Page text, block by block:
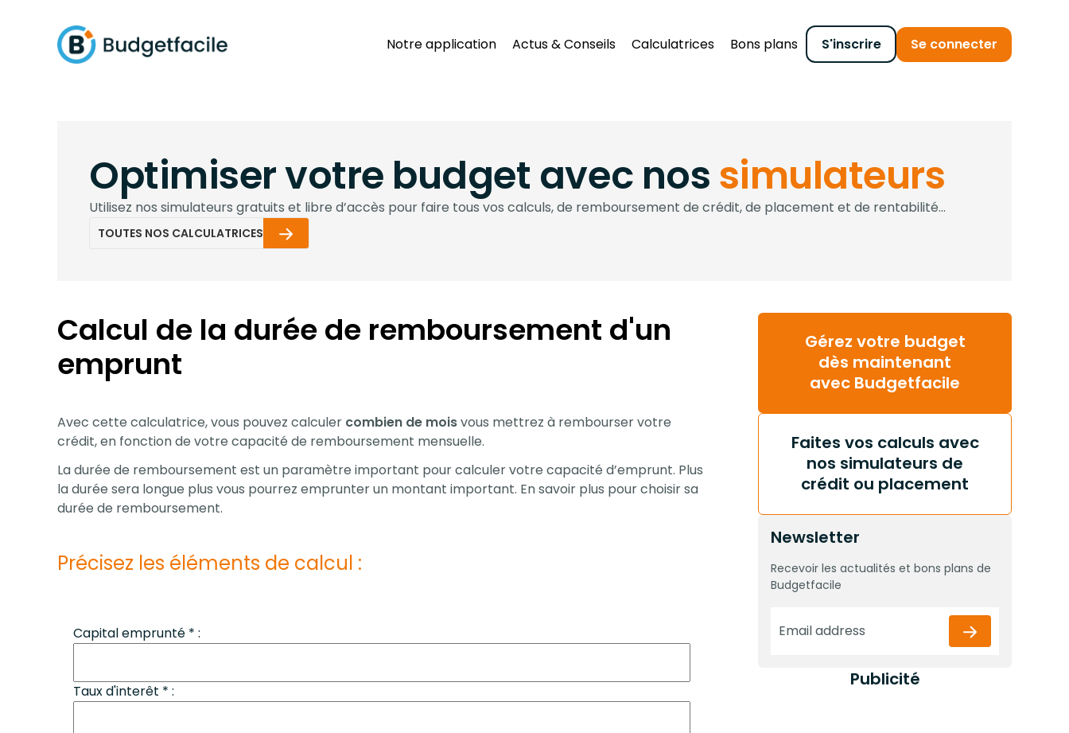
Notre application Actus & Conseils Calculatrices Bons plans S'inscrire Se connecter
Optimiser votre budget avec nossimulateurs
Utilisez nos simulateurs gratuits et libre d’accès pour faire tous vos calculs, de remboursement de crédit, de placement et de rentabilité...
TOUTES NOS CALCULATRICES
Calcul de la durée de remboursement d'un
emprunt
Avec cette calculatrice, vous pouvez calculer combien de moisvous mettrez à rembourser votre
crédit, en fonction de votre capacité de remboursement mensuelle.
La durée de remboursement est un paramètre important pour calculer votre capacité d’emprunt. Plus
la durée sera longue plus vous pourrez emprunter un montant important. En savoir plus pour choisir sa
durée de remboursement.
Précisez les éléments de calcul :
Capital emprunté * :
Taux d'interêt * :
Gérez votre budget
dès maintenant
avec Budgetfacile
Faites vos calculs avec
nos simulateurs de
crédit ou placement
Newsletter
Recevoir les actualités et bons plans de
Budgetfacile
Publicité